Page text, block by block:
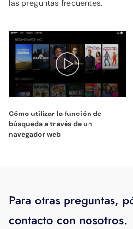
las preguntas frecuentes.
Cómo utilizar la función de
búsqueda a través de un
navegador web
Para otras preguntas,
contacto con nosotros.